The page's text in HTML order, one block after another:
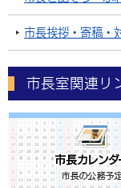
市長挨拶・寄稿・
市長室関連リ